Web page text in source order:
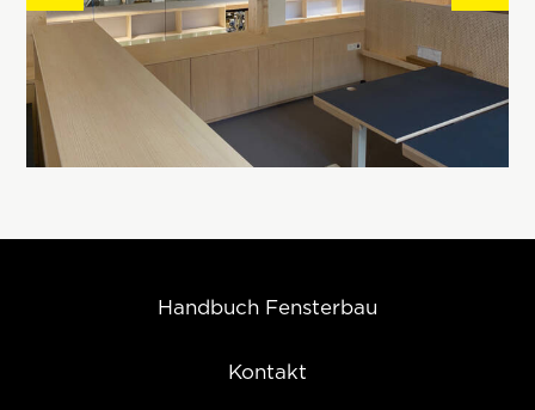
Handbuch Fensterbau
Kontakt